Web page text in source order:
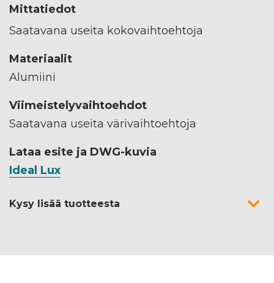
Mittatiedot
Saatavana useita kokovaihtoehtoja
Materiaalit
Alumiini
Viimeistelyvaihtoehdot
Saatavana useita värivaihtoehtoja
Lataa esite ja DWG-kuvia
Ideal Lux
Kysy lisää tuotteesta